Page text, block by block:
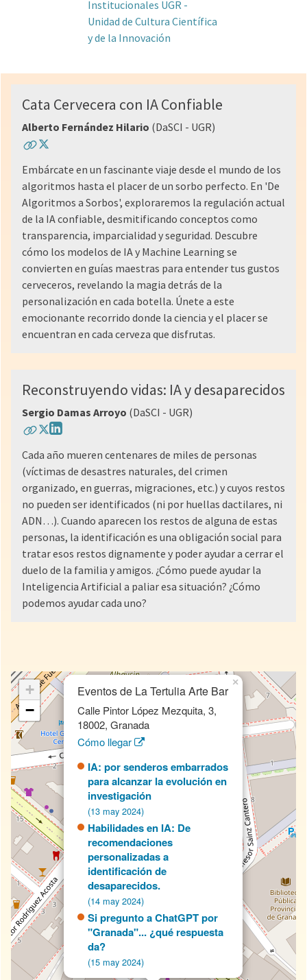
Cata Cervecera con IA Confiable
Alberto Fernández Hilario (DaSCI - UGR)
Embárcate en un fascinante viaje desde el mundo de los
algoritmos hasta el placer de un sorbo perfecto. En 'De
Algoritmos a Sorbos', exploraremos la regulación actual
de la IA confiable, desmitificando conceptos como
transparencia, imparcialidad y seguridad. Descubre
cómo los modelos de IA y Machine Learning se
convierten en guías maestras para entender tus gustos
cerveceros, revelando la magia detrás de la
personalización en cada botella. Únete a este
emocionante recorrido donde la ciencia y el placer se
encuentran en cada cerveza que disfrutas.
Reconstruyendo vidas: IA y desaparecidos
Sergio Damas Arroyo (DaSCI - UGR)
Cada año mueren centenares de miles de personas
(víctimas de desastres naturales, del crimen
organizado, en guerras, migraciones, etc.) y cuyos restos
no pueden ser identificados (ni por huellas dactilares, ni
ADN…). Cuando aparecen los restos de alguna de estas
personas, la identificación es una obligación social para
tratar esos restos dignamente y poder ayudar a cerrar el
duelo de la familia y amigos. ¿Cómo puede ayudar la
Inteligencia Artificial a paliar esa situación? ¿Cómo
podemos ayudar cada uno?
Eventos de La Tertulia Arte Bar
Calle Pintor López Mezquita, 3,
18002, Granada
Cómo llegar
IA: por senderos embarrados
para alcanzar la evolución en
investigación
(13 may 2024)
Habilidades en IA: De
recomendaciones
personalizadas a
identificación de
desaparecidos.
(14 may 2024)
Si pregunto a ChatGPT por
"Granada"... ¿qué respuesta
da?
(15 may 2024)
×
+
−